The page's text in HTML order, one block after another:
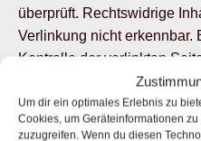
Um dir ein optimales Erlebnis zu
Cookies, um Geräteinformationen
zuzugreifen. Wenn du diesen
überprüft. Rechtswidrige
Verlinkung nicht erkennbar.
Kontrolle der verlinkten
Anhaltspunkte einer
Bei Bekanntwerden von
derartige Links umgehend